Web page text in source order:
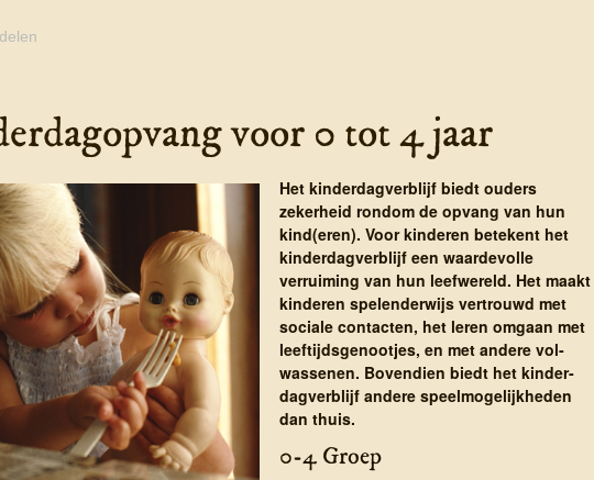
delen
voor 0 tot 4 jaar
Het kinderdagverblijf biedt ouders
zekerheid rondom de opvang van hun
kind(eren). Voor kinderen betekent het
kinderdagverblijf een waardevolle
verruiming van hun leefwereld. Het maakt
kinderen spelenderwijs vertrouwd met
sociale contacten, het leren omgaan met
leeftijdsgenootjes, en met andere vol­
wassenen. Bovendien biedt het kinder­
dag­ver­blijf andere speel­mogelijk­heden
dan thuis.
0-4 Groep